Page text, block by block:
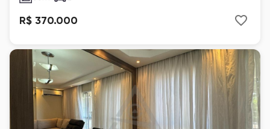
R$ 370.000